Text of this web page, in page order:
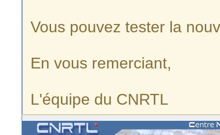
Vous pouvez tester la
En vous remerciant,
L'équipe du CNRTL